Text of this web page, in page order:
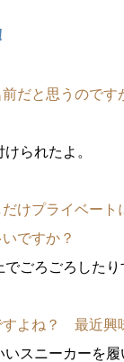
と思うのです
られたよ。
プライベート
ですか？
ごろごろしたり
よね？ 最近興
スニーカーを履